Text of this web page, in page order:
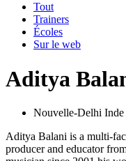
Tout
Trainers
Écoles
Sur le web
Aditya
Nouvelle-Delhi Inde
Aditya Balani is a multi-
producer and educator